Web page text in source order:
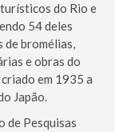
do Rio e
54 deles
de bromélias,
e obras do
em 1935 a
Japão.
de Pesquisas